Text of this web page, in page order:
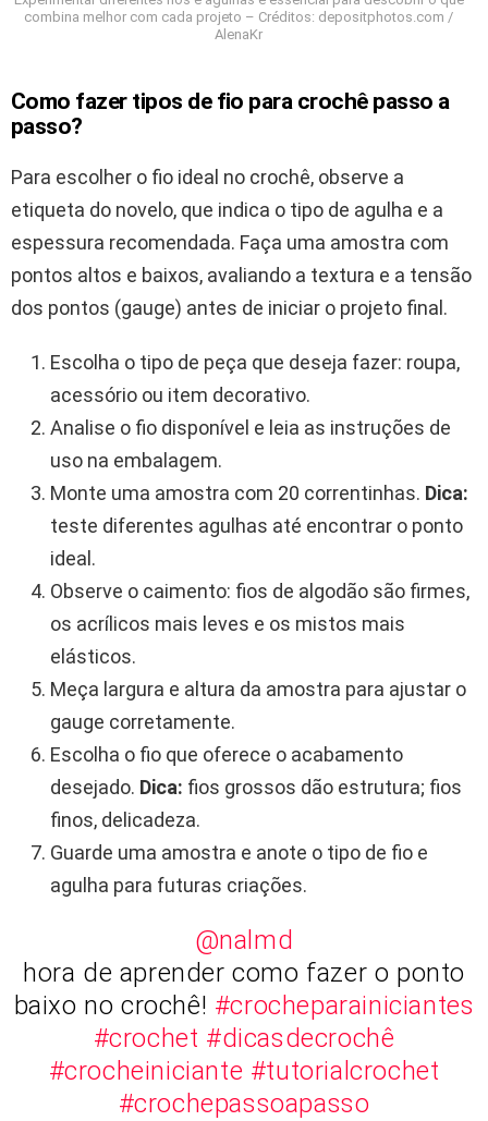
combina melhor com cada projeto – Créditos: depositphotos.com /
AlenaKr
Como fazer tipos de fio para crochê passo a
passo?
Para escolher o fio ideal no crochê, observe a
etiqueta do novelo, que indica o tipo de agulha e a
espessura recomendada. Faça uma amostra com
pontos altos e baixos, avaliando a textura e a tensão
dos pontos (gauge) antes de iniciar o projeto final.
Escolha o tipo de peça que deseja fazer: roupa,
acessório ou item decorativo.
Analise o fio disponível e leia as instruções de
uso na embalagem.
Monte uma amostra com 20 correntinhas. Dica:
teste diferentes agulhas até encontrar o ponto
ideal.
Observe o caimento: fios de algodão são firmes,
os acrílicos mais leves e os mistos mais
elásticos.
Meça largura e altura da amostra para ajustar o
gauge corretamente.
Escolha o fio que oferece o acabamento
desejado. Dica: fios grossos dão estrutura; fios
finos, delicadeza.
Guarde uma amostra e anote o tipo de fio e
agulha para futuras criações.
@nalmd
hora de aprender como fazer o ponto
baixo no crochê! #crocheparainiciantes
#crochet #dicasdecrochê
#crocheiniciante #tutorialcrochet
#crochepassoapasso